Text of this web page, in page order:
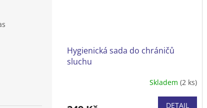
Hygienická sada do chráničů
sluchu
Skladem (2 ks)
DETAIL